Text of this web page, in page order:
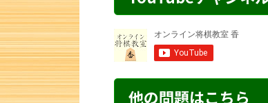
他の問題はこちら
詰将棋 7手詰め・14 解説